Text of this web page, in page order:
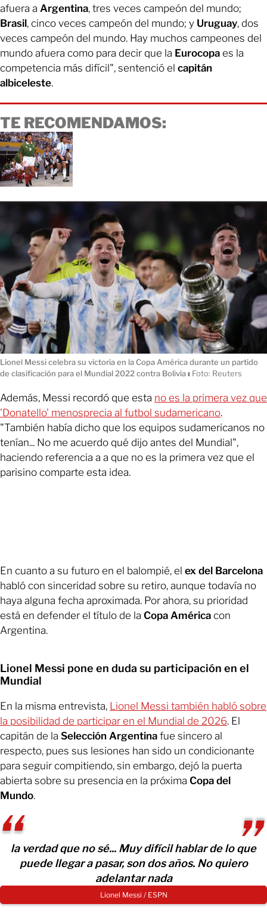
afuera a Argentina, tres veces campeón del mundo;
Brasil, cinco veces campeón del mundo; y Uruguay, dos
veces campeón del mundo. Hay muchos campeones del
mundo afuera como para decir que la Eurocopa es la
competencia más difícil", sentenció el capitán
albiceleste.
TE RECOMENDAMOS:
Lionel Messi celebra su victoria en la Copa América durante un partido
de clasificación para el Mundial 2022 contra Boliviaı Foto: Reuters
Además, Messi recordó que esta no es la primera vez que
'Donatello' menosprecia al futbol sudamericano.
"También había dicho que los equipos sudamericanos no
tenían... No me acuerdo qué dijo antes del Mundial",
haciendo referencia a a que no es la primera vez que el
parisino comparte esta idea.
En cuanto a su futuro en el balompié, el ex del Barcelona
habló con sinceridad sobre su retiro, aunque todavía no
haya alguna fecha aproximada. Por ahora, su prioridad
está en defender el título de la Copa América con
Argentina.
Lionel Messi pone en duda su participación en el
Mundial
En la misma entrevista, Lionel Messi también habló sobre
la posibilidad de participar en el Mundial de 2026. El
capitán de la Selección Argentina fue sincero al
respecto, pues sus lesiones han sido un condicionante
para seguir compitiendo, sin embargo, dejó la puerta
abierta sobre su presencia en la próxima Copa del
Mundo.
la verdad que no sé... Muy difícil hablar de lo que
puede llegar a pasar, son dos años. No quiero
adelantar nada
Lionel Messi / ESPN